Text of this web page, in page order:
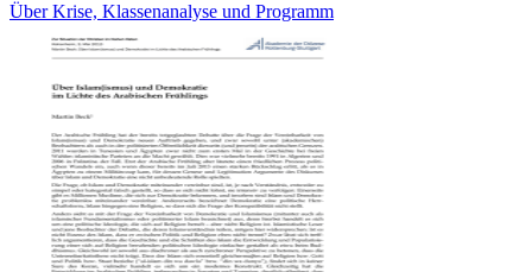
Über Krise, Klassenanalyse und Programm